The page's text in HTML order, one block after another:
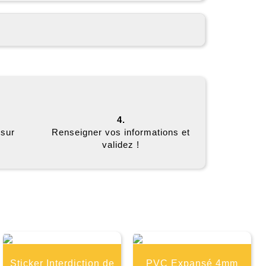
4.
Renseigner vos informations et
validez !
Sticker Interdiction de PVC Expansé 4mm